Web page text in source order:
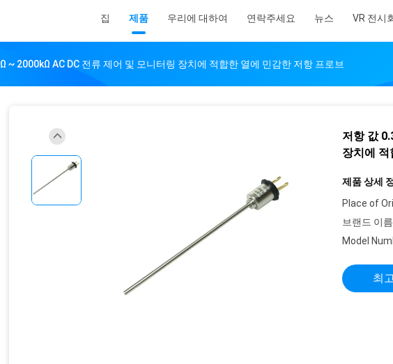
집 제품 우리에 대하여 연락주세요 뉴스 VR 전시
~ 2000kΩ AC DC 전류 제어 및 모니터링 장치에 적합한 열에 민감한 저항 프로브
저항 값
장치에
제품 상세
Place of
브랜드 이
Model
최